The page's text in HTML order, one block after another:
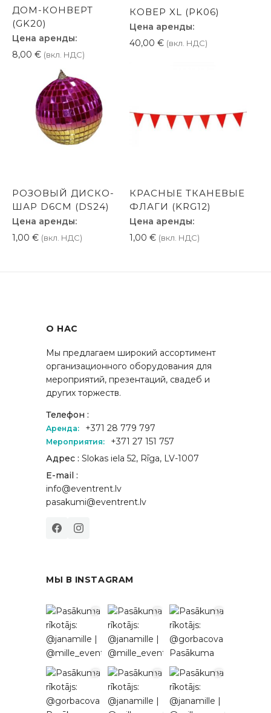
ДОМ-КОНВЕРТ
(GK20)
Цена аренды:
8,00 € (вкл. НДС)
КОВЕР XL (PK06)
Цена аренды:
40,00 € (вкл. НДС)
РОЗОВЫЙ ДИСКО-
ШАР D6CM (DS24)
Цена аренды:
1,00 € (вкл. НДС)
КРАСНЫЕ ТКАНЕВЫЕ
ФЛАГИ (KRG12)
Цена аренды:
1,00 € (вкл. НДС)
О НАС
Мы предлагаем широкий ассортимент
организационного оборудования для
мероприятий, презентаций, свадеб и
других торжеств.
Телефон :
Аренда: +371 28 779 797
Мероприятия:
+371 27 151 757
Адрес : Slokas iela 52, Rīga, LV-1007
E-mail :
info@eventrent.lv
pasakumi@eventrent.lv
МЫ В INSTAGRAM